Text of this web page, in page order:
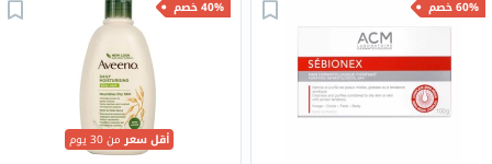
60% خصم 40% خصم
أقل سعرمن 30 يوم